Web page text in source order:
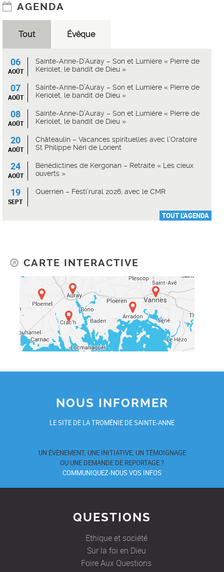
AGENDA
Tout Évêque
06
AOÛT
Sainte-Anne-D’Auray – Son et Lumière « Pierre de
Keriolet, le bandit de Dieu »
07
AOÛT
Sainte-Anne-D’Auray – Son et Lumière « Pierre de
Keriolet, le bandit de Dieu »
08
AOÛT
Sainte-Anne-D’Auray – Son et Lumière « Pierre de
Keriolet, le bandit de Dieu »
20
AOÛT
Châteaulin – Vacances spirituelles avec l’Oratoire
St Philippe Néri de Lorient
24
AOÛT
Bénédictines de Kergonan – Retraite « Les cieux
ouverts »
19
SEPT
Querrien – Festi’rural 2026, avec le CMR
TOUT L'AGENDA
CARTE INTERACTIVE
NOUS INFORMER
LE SITE DE LA TROMÉNIE DE SAINTE-ANNE
UN ÉVÈNEMENT, UNE INITIATIVE, UN TÉMOIGNAGE
OU UNE DEMANDE DE REPORTAGE ?
COMMUNIQUEZ-NOUS VOS INFOS
QUESTIONS
Ethique et société
Sur la foi en Dieu
Foire Aux Questions